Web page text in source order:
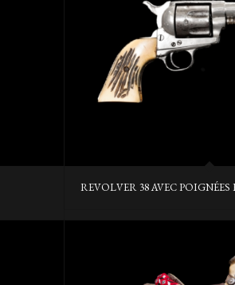
REVOLVER 38 AVEC POIGNÉES